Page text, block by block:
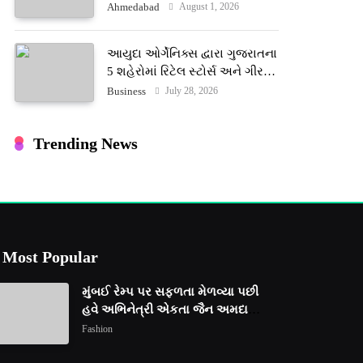
ટેરોટ રીડર પુનિતજી લુલ્લા એ ટેરોટ
Ahmedabad August 1, 2026
આયુદા ઓર્ગેનિક્સ દ્વારા ગુજરાતના
5 શહેરોમાં રિટેલ સ્ટોર્સ અને ગીર
ગાયના વૈદિક વલોણા ઘી-દૂધની શુદ્ધ
Business July 28, 2026
Trending News
Most Popular
મુંબઈ રેમ્પ પર સફળતા મેળવ્યા પછી
હવે અભિનેત્રી એકતા જૈન અમદાવાદ
ફેશન વીકમાં પોતાની પ્રતિભા
Fashion